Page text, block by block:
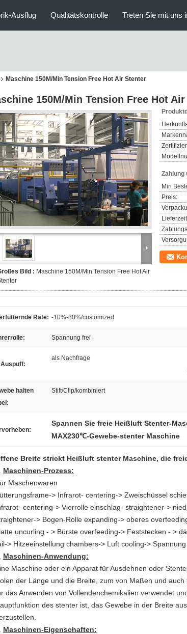
Ausflug Qualitätskontrolle Treten Sie mit uns
Maschine 150M/Min Tension Free Hot Air Stenter
150M/Min Tension Free Hot
Bild : Maschine 150M/Min Tension Free Hot Air
Zahlung
Min
Preis:
Rate: -10%-80%/customized
Spannung frei
Auspuff:
als Nachfrage
halten
Stift/Clip/kombiniert
Spannen Sie freie Heißluft Stenter-
MAX230℃-Gewebe-stenter Maschine
Breite strickt Heißluft stenter Maschine, die
Maschinen-Prozess:
Maschenwaren
> Infrarot- centering-> Zweischüssel
centering-> Vierrolle einschlag- straightener->
> Bogen-Rolle expanding-> oberes
uncurling - > Bürste overfeeding-> Feststecken - >
> Hitzeeinstellung chambers-> Luft cooling->
Maschinen-Anwendung:
Maschine oder ein Apparat für Ausdehnen oder
der Länge und die Breite, zum von Maßen und auch
das Anwenden von Vollendenchemikalien verwendet
des stenter ist, das Gewebe in der Breite
Maschinen-Eigenschaften: